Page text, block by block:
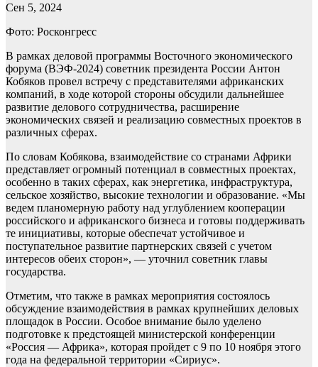
Сен 5, 2024
Фото: Росконгресс
В рамках деловой программы Восточного экономического
форума (ВЭФ-2024) советник президента России Антон
Кобяков провел встречу с представителями африканских
компаний, в ходе которой стороны обсудили дальнейшее
развитие делового сотрудничества, расширение
экономических связей и реализацию совместных проектов в
различных сферах.
По словам Кобякова, взаимодействие со странами Африки
представляет огромный потенциал в совместных проектах,
особенно в таких сферах, как энергетика, инфраструктура,
сельское хозяйство, высокие технологии и образование. «Мы
ведем планомерную работу над углублением кооперации
российского и африканского бизнеса и готовы поддерживать
те инициативы, которые обеспечат устойчивое и
поступательное развитие партнерских связей с учетом
интересов обеих сторон», — уточнил советник главы
государства.
Отметим, что также в рамках мероприятия состоялось
обсуждение взаимодействия в рамках крупнейших деловых
площадок в России. Особое внимание было уделено
подготовке к предстоящей министерской конференции
«Россия — Африка», которая пройдет с 9 по 10 ноября этого
года на федеральной территории «Сириус».